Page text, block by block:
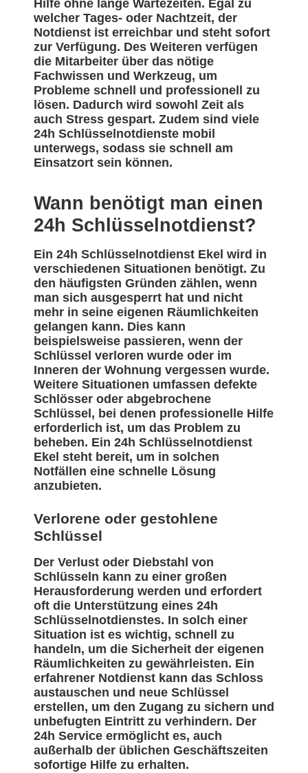
Hilfe ohne lange Wartezeiten. Egal zu
welcher Tages- oder Nachtzeit, der
Notdienst ist erreichbar und steht sofort
zur Verfügung. Des Weiteren verfügen
die Mitarbeiter über das nötige
Fachwissen und Werkzeug, um
Probleme schnell und professionell zu
lösen. Dadurch wird sowohl Zeit als
auch Stress gespart. Zudem sind viele
24h Schlüsselnotdienste mobil
unterwegs, sodass sie schnell am
Einsatzort sein können.
Wann benötigt man einen
24h Schlüsselnotdienst?
Ein 24h Schlüsselnotdienst Ekel wird in
verschiedenen Situationen benötigt. Zu
den häufigsten Gründen zählen, wenn
man sich ausgesperrt hat und nicht
mehr in seine eigenen Räumlichkeiten
gelangen kann. Dies kann
beispielsweise passieren, wenn der
Schlüssel verloren wurde oder im
Inneren der Wohnung vergessen wurde.
Weitere Situationen umfassen defekte
Schlösser oder abgebrochene
Schlüssel, bei denen professionelle Hilfe
erforderlich ist, um das Problem zu
beheben. Ein 24h Schlüsselnotdienst
Ekel steht bereit, um in solchen
Notfällen eine schnelle Lösung
anzubieten.
Verlorene oder gestohlene
Schlüssel
Der Verlust oder Diebstahl von
Schlüsseln kann zu einer großen
Herausforderung werden und erfordert
oft die Unterstützung eines 24h
Schlüsselnotdienstes. In solch einer
Situation ist es wichtig, schnell zu
handeln, um die Sicherheit der eigenen
Räumlichkeiten zu gewährleisten. Ein
erfahrener Notdienst kann das Schloss
austauschen und neue Schlüssel
erstellen, um den Zugang zu sichern und
unbefugten Eintritt zu verhindern. Der
24h Service ermöglicht es, auch
außerhalb der üblichen Geschäftszeiten
sofortige Hilfe zu erhalten.